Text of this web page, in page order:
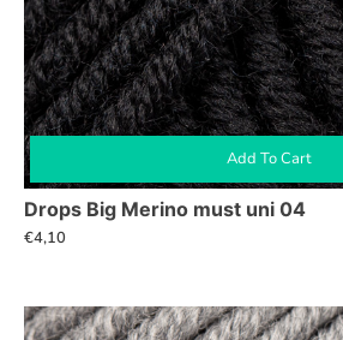
Add To Cart
Drops Big Merino must uni 04
€4,10